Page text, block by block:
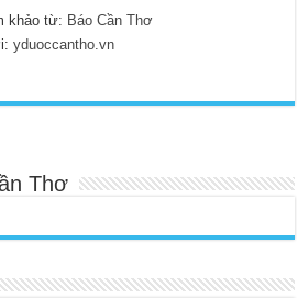
khảo từ: Báo Cần Thơ
yduoccantho.vn
Thơ